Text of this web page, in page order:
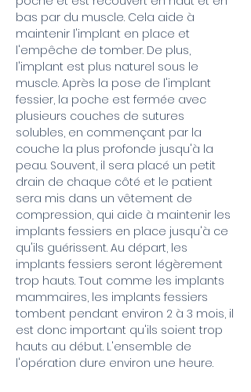
bas par du muscle. Cela aide à
maintenir l'implant en place et
l'empêche de tomber. De plus,
l'implant est plus naturel sous le
muscle. Après la pose de l'implant
fessier, la poche est fermée avec
plusieurs couches de sutures
solubles, en commençant par la
couche la plus profonde jusqu'à la
peau. Souvent, il sera placé un petit
drain de chaque côté et le patient
sera mis dans un vêtement de
compression, qui aide à maintenir les
implants fessiers en place jusqu'à ce
qu'ils guérissent. Au départ, les
implants fessiers seront légèrement
trop hauts. Tout comme les implants
mammaires, les implants fessiers
tombent pendant environ 2 à 3 mois, il
est donc important qu'ils soient trop
hauts au début. L'ensemble de
l'opération dure environ une heure.